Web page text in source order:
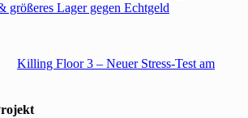
größeres Lager gegen Echtgeld
Killing Floor 3 – Neuer Stress-Test am